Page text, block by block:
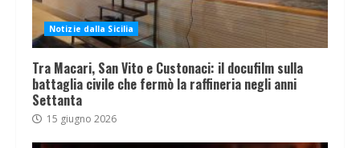
Notizie dalla Sicilia
Tra Macari, San Vito e Custonaci: il docufilm sulla
battaglia civile che fermò la raffineria negli anni
Settanta
15 giugno 2026